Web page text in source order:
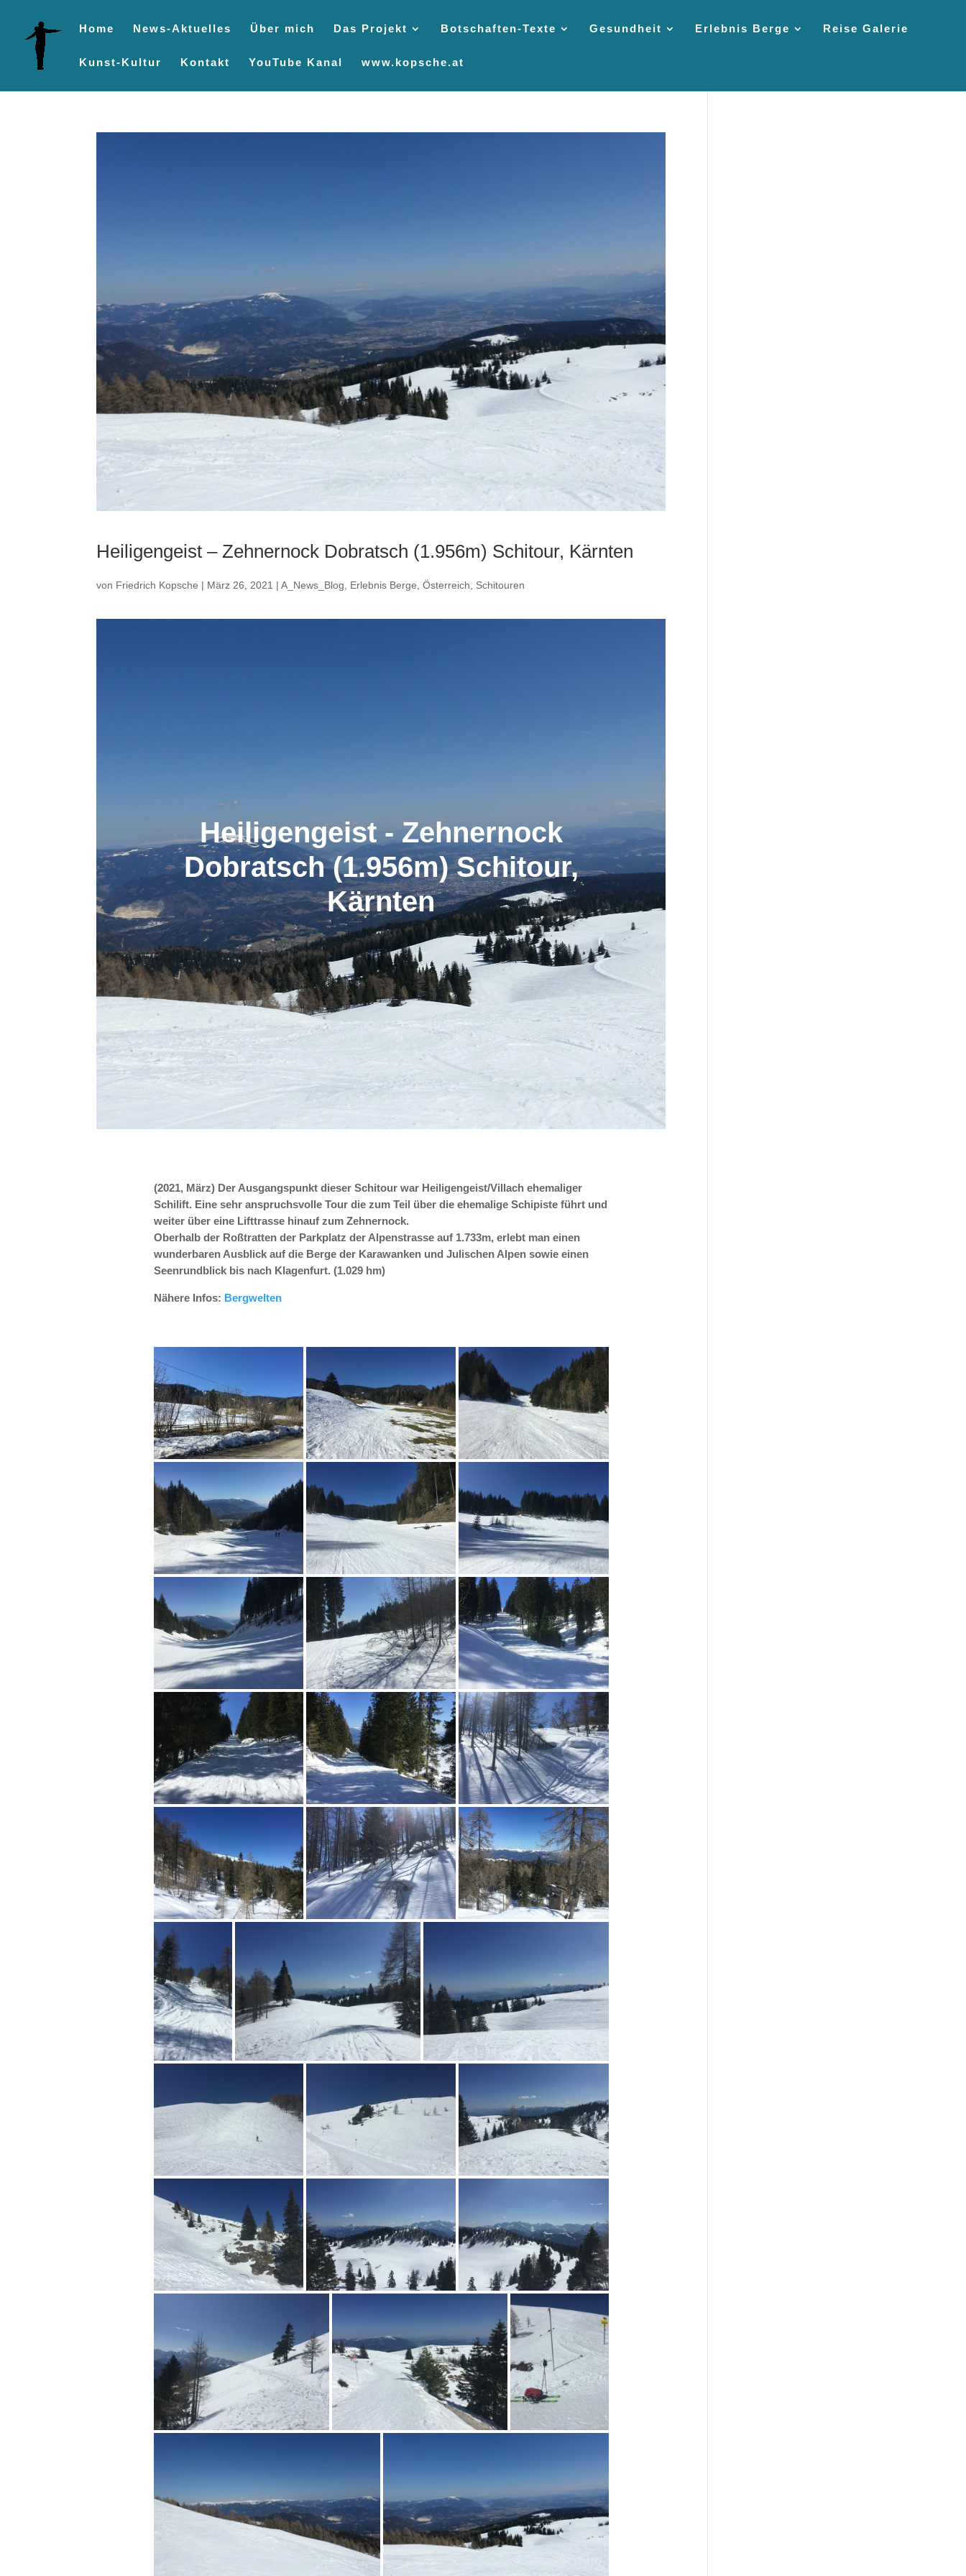
Home News-Aktuelles Über mich Das Projekt Botschaften-Texte Gesundheit Erlebnis Berge Reise Galerie
Kunst-Kultur Kontakt YouTube Kanal www.kopsche.at
Heiligengeist – Zehnernock Dobratsch (1.956m) Schitour, Kärnten
von Friedrich Kopsche | März 26, 2021 |A_News_Blog, Erlebnis Berge,Österreich, Schitouren
Heiligengeist - Zehnernock
Dobratsch (1.956m) Schitour,
Kärnten
(2021, März) Der Ausgangspunkt dieser Schitour war Heiligengeist/Villach ehemaliger
Schilift. Eine sehr anspruchsvolle Tour die zum Teil über die ehemalige Schipiste führt und
weiter über eine Lifttrasse hinauf zum Zehnernock.
Oberhalb der Roßtratten der Parkplatz der Alpenstrasse auf 1.733m, erlebt man einen
wunderbaren Ausblick auf die Berge der Karawanken und Julischen Alpen sowie einen
Seenrundblick bis nach Klagenfurt. (1.029 hm)
Nähere Infos: Bergwelten